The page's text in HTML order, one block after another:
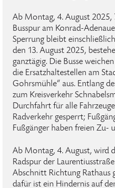
Ab Montag, 4. August 2025,
Busspur am Konrad-
Sperrung bleibt
den 13. August 2025,
ganztägig. Die Busse
die Ersatzhaltestellen am
Gohrsmühle“ aus. Entlang
zum Kreisverkehr
Durchfahrt für alle
Radverkehr gesperrt;
Fußgänger haben freien Zu-
Ab Montag, 4. August, wird
Radspur der
Abschnitt Richtung Rathaus
dafür ist ein Hindernis auf